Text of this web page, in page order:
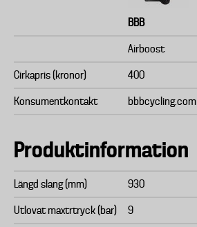
BBB
Airboost
Cirkapris (kronor) 400
Konsumentkontakt bbbcycling.com
Produktinformation
Längd slang (mm) 930
Utlovat maxtrtryck (bar) 9